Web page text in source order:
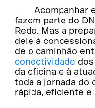
Acompanhar
fazem parte do
Rede. Mas a
dele à
de o caminhão
conectividade
da oficina e à
toda a jornada do
rápida, eficiente e